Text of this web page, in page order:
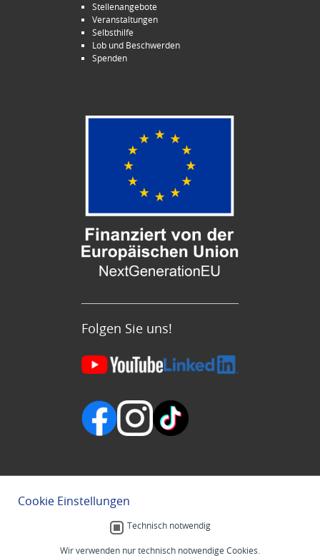
Stellenangebote
Veranstaltungen
Selbsthilfe
Lob und Beschwerden
Spenden
Folgen Sie uns!
Cookie Einstellungen
Technisch notwendig
Wir verwenden nur technisch notwendige Cookies.